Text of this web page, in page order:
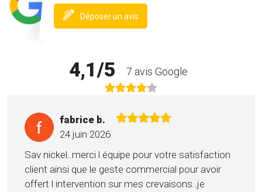
Déposer un avis
fenêtre)
4,1/5 7 avis Google
fabrice b.
24 juin 2026
Sav nickel..merci l équipe pour votre satisfaction
client ainsi que le geste commercial pour avoir
offert l intervention sur mes crevaisons..je